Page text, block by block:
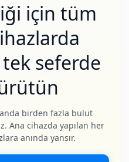
için tüm
seferde
anda birden fazla bulut
Ana cihazda yapılan her
anında yansır.